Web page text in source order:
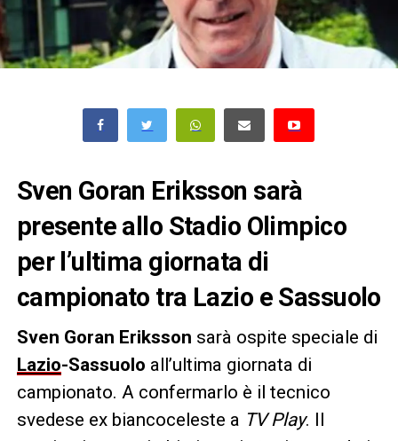
Sven Goran Eriksson sarà
presente allo Stadio Olimpico
per l’ultima giornata di
campionato tra Lazio e Sassuolo
Sven Goran Eriksson sarà ospite speciale di
Lazio-Sassuolo all’ultima giornata di
campionato. A confermarlo è il tecnico
svedese ex biancoceleste a TV Play. Il